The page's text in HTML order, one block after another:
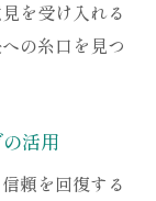
を解決する
方
グの選択
を受け入れる
の糸口を見つ
活用
頼を回復する